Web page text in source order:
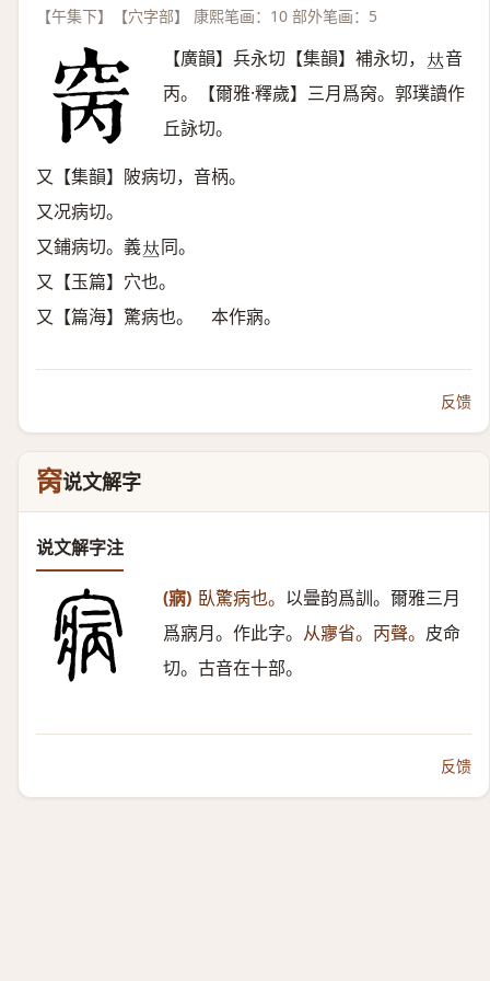
【午集下】【穴字部】 康熙笔画：10 部外笔画：5
【廣韻】兵永切【集韻】補永切， 𠀤音
丙。【爾雅·釋歲】三月爲窉。郭璞讀作
丘詠切。
又【集韻】陂病切，音柄。
又况病切。
又鋪病切。義𠀤同。
又【玉篇】穴也。
又【篇海】驚病也。 本作寎。
反馈
窉说文解字
说文解字注
(寎) 臥驚病也。 以曡韵爲訓。爾雅三月
爲寎月。作此字。 从㝱省。丙聲。 皮命
切。古音在十部。
反馈